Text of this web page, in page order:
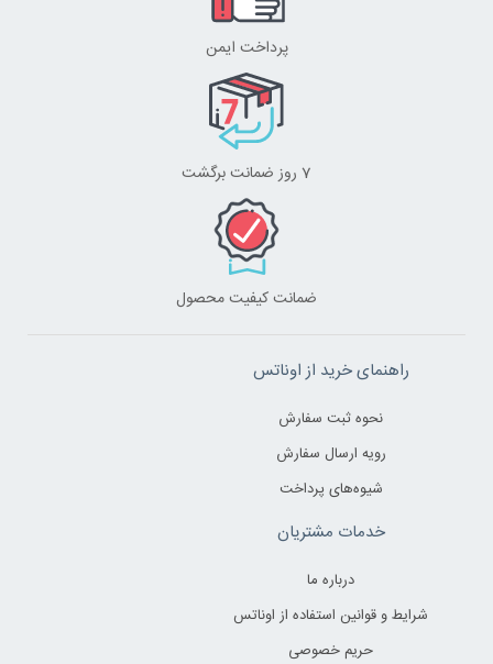
پرداخت ایمن
7 روز ضمانت برگشت
ضمانت کیفیت محصول
راهنمای خرید از اوناتس
نحوه ثبت سفارش
رویه ارسال سفارش
شیوه‌های پرداخت
خدمات مشتریان
درباره ما
شرایط و قوانین استفاده از اوناتس
حریم خصوصی